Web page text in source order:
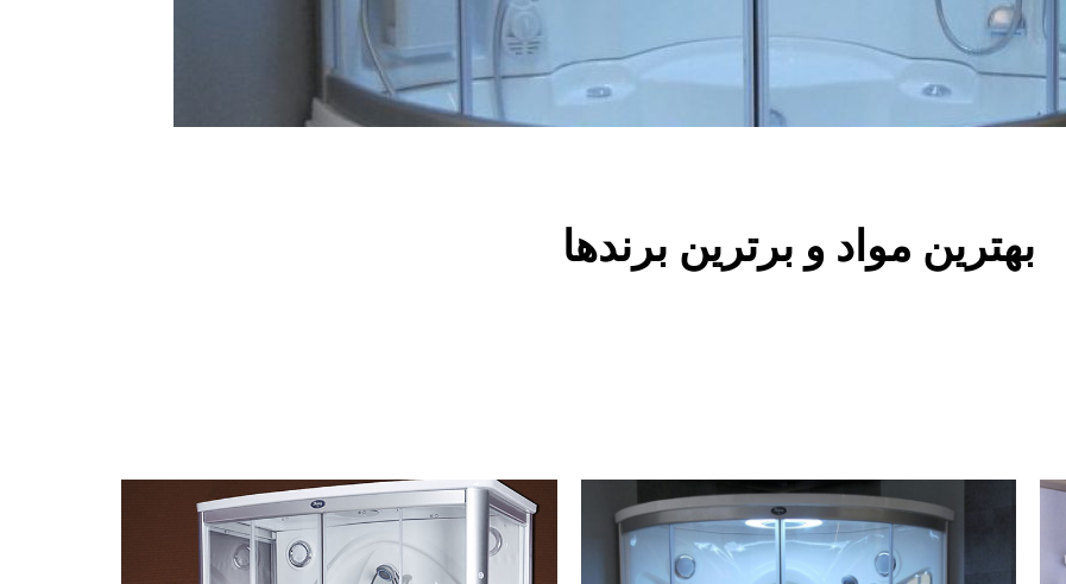
بهترین مواد و برترین برندها